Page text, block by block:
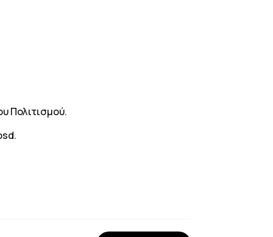
Πολιτισμού.